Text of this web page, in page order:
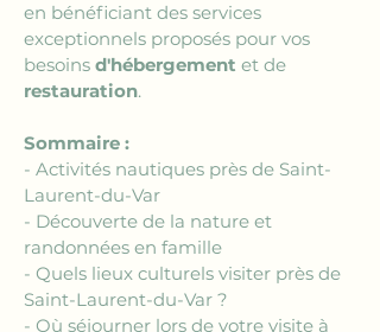
en bénéficiant des services
exceptionnels proposés pour vos
besoins d'hébergement et de
restauration.
Sommaire :
- Activités nautiques près de Saint-
Laurent-du-Var
- Découverte de la nature et
randonnées en famille
- Quels lieux culturels visiter près de
Saint-Laurent-du-Var ?
- Où séjourner lors de votre visite à